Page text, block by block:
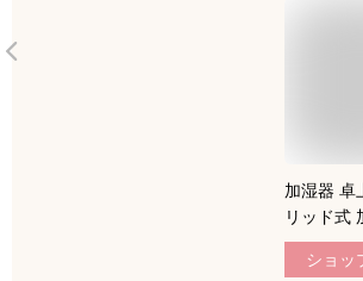
加湿器 卓
リッド式
音波式 ア
ゃれ 木
ショッ